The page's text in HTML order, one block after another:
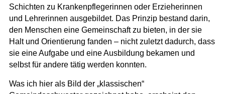
Schichten zu Krankenpflegerinnen oder Erzieherinnen
und Lehrerinnen ausgebildet. Das Prinzip bestand darin,
den Menschen eine Gemeinschaft zu bieten, in der sie
Halt und Orientierung fanden – nicht zuletzt dadurch, dass
sie eine Aufgabe und eine Ausbildung bekamen und
selbst für andere tätig werden konnten.
Was ich hier als Bild der „klassischen“